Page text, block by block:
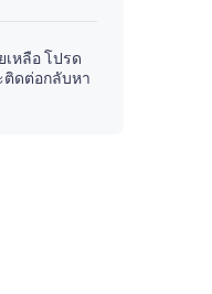
หลือ โปรด
ติดต่อกลับหา